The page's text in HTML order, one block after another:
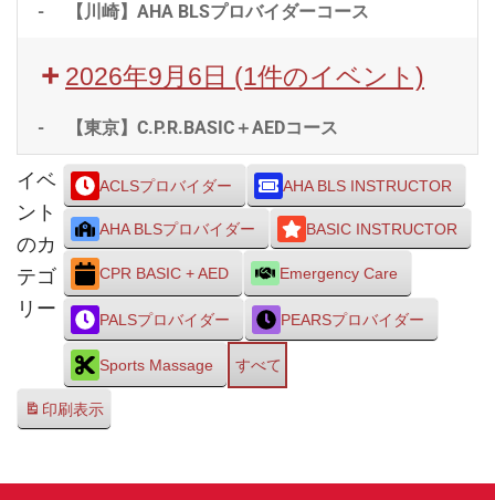
- 【川崎】AHA BLSプロバイダーコース
2026年9月6日 (1件のイベント)
- 【東京】C.P.R.BASIC＋AEDコース
イベ
ント
のカ
テゴ
リー
ACLSプロバイダー AHA BLS INSTRUCTOR
AHA BLSプロバイダー BASIC INSTRUCTOR
CPR BASIC + AED Emergency Care
PALSプロバイダー PEARSプロバイダー
Sports Massage すべて
印刷表示